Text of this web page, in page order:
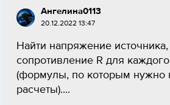
Ангелина0113
20.12.2022 13:47
Найти напряжение
сопротивление R для каждого
(формулы, по которым нужно
расчеты)....